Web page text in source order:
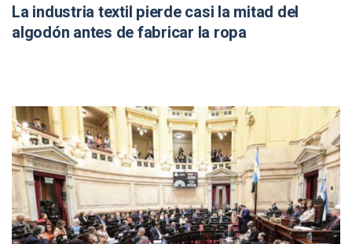
La industria textil pierde casi la mitad del
algodón antes de fabricar la ropa